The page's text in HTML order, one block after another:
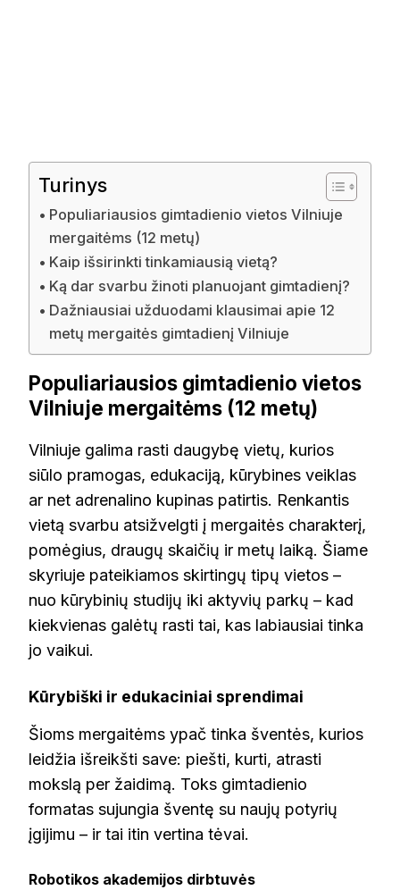
Turinys
Populiariausios gimtadienio vietos Vilniuje
mergaitėms (12 metų)
Kaip išsirinkti tinkamiausią vietą?
Ką dar svarbu žinoti planuojant gimtadienį?
Dažniausiai užduodami klausimai apie 12
metų mergaitės gimtadienį Vilniuje
Populiariausios gimtadienio vietos
Vilniuje mergaitėms (12 metų)
Vilniuje galima rasti daugybę vietų, kurios
siūlo pramogas, edukaciją, kūrybines veiklas
ar net adrenalino kupinas patirtis. Renkantis
vietą svarbu atsižvelgti į mergaitės charakterį,
pomėgius, draugų skaičių ir metų laiką. Šiame
skyriuje pateikiamos skirtingų tipų vietos –
nuo kūrybinių studijų iki aktyvių parkų – kad
kiekvienas galėtų rasti tai, kas labiausiai tinka
jo vaikui.
Kūrybiški ir edukaciniai sprendimai
Šioms mergaitėms ypač tinka šventės, kurios
leidžia išreikšti save: piešti, kurti, atrasti
mokslą per žaidimą. Toks gimtadienio
formatas sujungia šventę su naujų potyrių
įgijimu – ir tai itin vertina tėvai.
Robotikos akademijos dirbtuvės